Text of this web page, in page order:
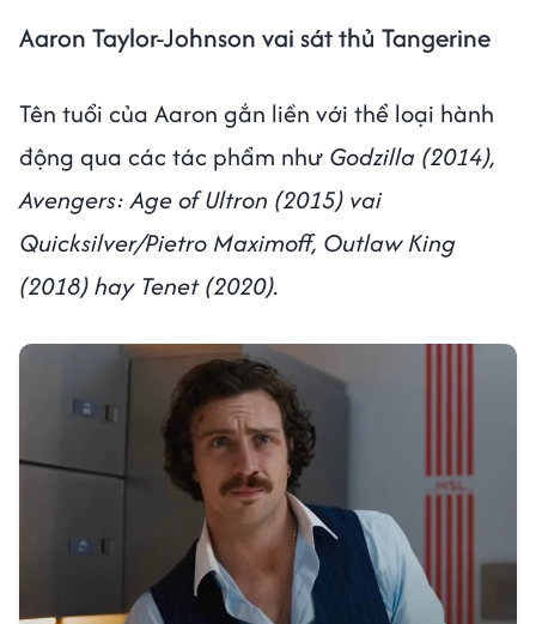
Aaron Taylor-Johnson vai sát thủ Tangerine
Tên tuổi của Aaron gắn liền với thể loại hành
động qua các tác phẩm như Godzilla (2014),
Avengers: Age of Ultron (2015) vai
Quicksilver/Pietro Maximoff, Outlaw King
(2018) hay Tenet (2020).